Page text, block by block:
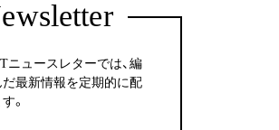
ニュースレターでは、編
最新情報を定期的に配
。